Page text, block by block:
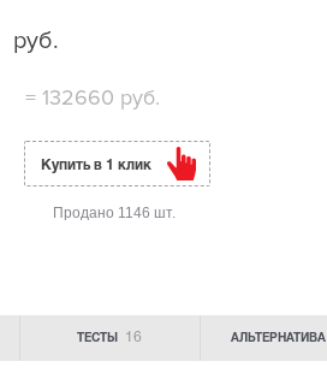
руб.
=132660 руб.
Купить в 1 клик
Продано 1146 шт.
ТЕСТЫ 16 АЛЬТЕРНАТИВА